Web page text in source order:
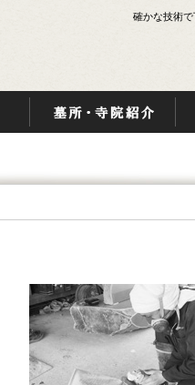
確かな技術